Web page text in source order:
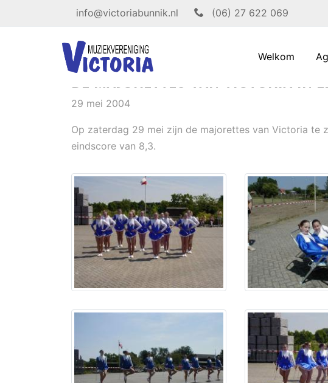
info@victoriabunnik.nl (06) 27 622 069
Welkom
DE MAJORETTES VAN VICTORIA IN
29 mei 2004
Op zaterdag 29 mei zijn de majorettes van Victoria te
eindscore van 8,3.